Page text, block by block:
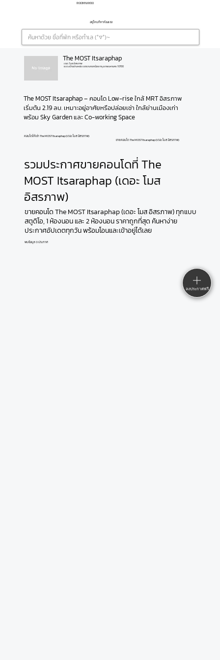
ROOMNAYOO
อยู่ไหนก็หาห้องเจอ
The MOST Itsaraphap
เดอะ โมส อิสรภาพ
แขวงบ้านช่างหล่อ เขตบางกอกน้อย กรุงเทพมหานคร 10700
The MOST Itsaraphap – คอนโด Low-rise ใกล้ MRT อิสรภาพ
เริ่มต้น 2.19 ลบ. เหมาะอยู่อาศัยหรือปล่อยเช่า ใกล้ย่านเมืองเก่า
พร้อม Sky Garden และ Co-working Space
คอนโดให้เช่า The MOST Itsaraphap (เดอะ โมส อิสรภาพ)
ขายคอนโด The MOST Itsaraphap (เดอะ โมส อิสรภาพ)
รวมประกาศขายคอนโดที่ The
MOST Itsaraphap (เดอะ โมส
อิสรภาพ)
ขายคอนโด The MOST Itsaraphap (เดอะ โมส อิสรภาพ) ทุกแบบ
สตูดิโอ, 1 ห้องนอน และ 2 ห้องนอน ราคาถูกที่สุด ค้นหาง่าย
ประกาศอัปเดตทุกวัน พร้อมโอนและเข้าอยู่ได้เลย
พบข้อมูล 0 ประกาศ
ลงประกาศฟรี